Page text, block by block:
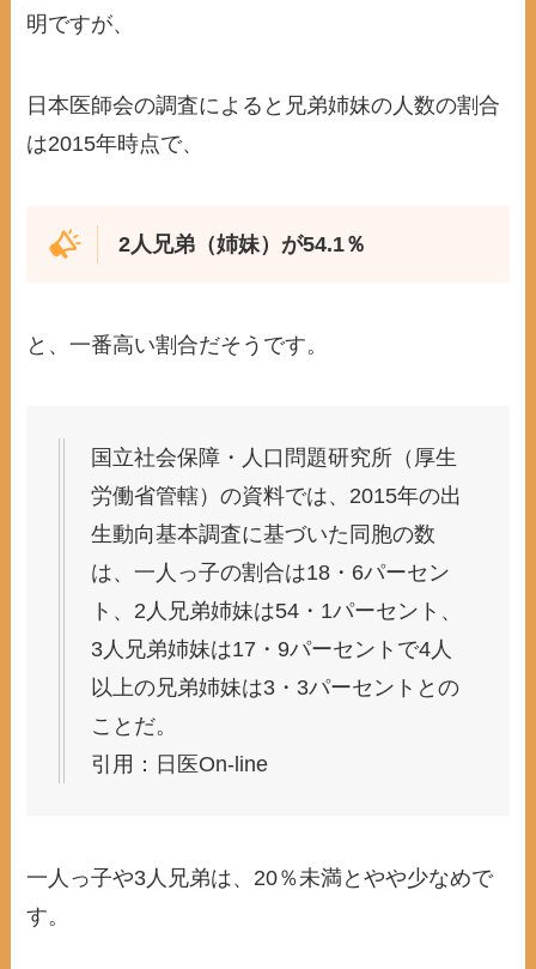
明ですが、
日本医師会の調査によると兄弟姉妹の人数の割合
は2015年時点で、
2人兄弟（姉妹）が54.1％
と、一番高い割合だそうです。
国立社会保障・人口問題研究所（厚生
労働省管轄）の資料では、2015年の出
生動向基本調査に基づいた同胞の数
は、一人っ子の割合は18・6パーセン
ト、2人兄弟姉妹は54・1パーセント、
3人兄弟姉妹は17・9パーセントで4人
以上の兄弟姉妹は3・3パーセントとの
ことだ。
引用：日医On-line
一人っ子や3人兄弟は、20％未満とやや少なめで
す。